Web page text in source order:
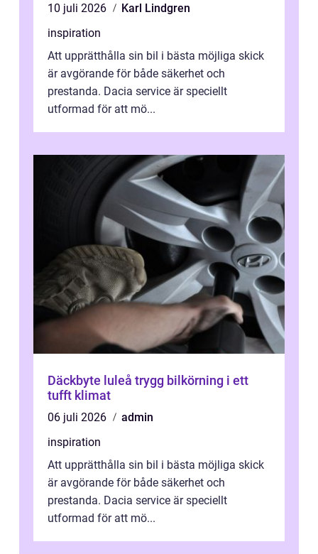
10 juli 2026
Karl Lindgren
inspiration
Att upprätthålla sin bil i bästa möjliga skick
är avgörande för både säkerhet och
prestanda. Dacia service är speciellt
utformad för att mö...
Däckbyte luleå trygg bilkörning i ett
tufft klimat
06 juli 2026
admin
inspiration
Att upprätthålla sin bil i bästa möjliga skick
är avgörande för både säkerhet och
prestanda. Dacia service är speciellt
utformad för att mö...